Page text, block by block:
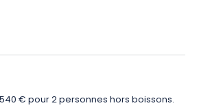
€ pour 2 personnes hors boissons.